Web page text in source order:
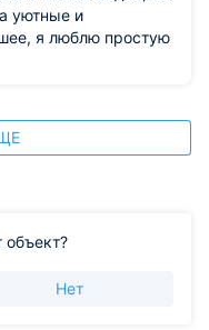
уютные и
я люблю простую
объект?
Нет